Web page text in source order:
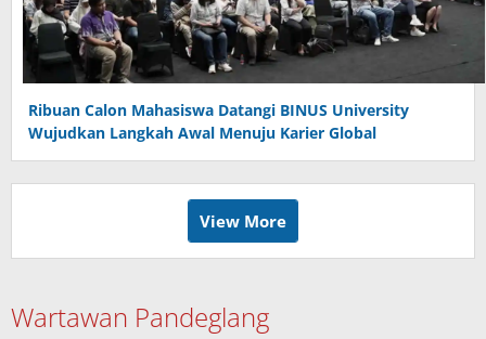
Ribuan Calon Mahasiswa Datangi BINUS University
Wujudkan Langkah Awal Menuju Karier Global
View More
Wartawan Pandeglang